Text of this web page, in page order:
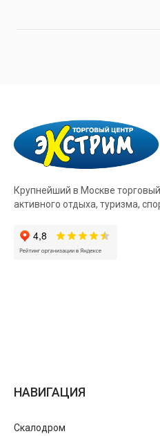
Крупнейший в Москве
активного отдыха, туризма,
НАВИГАЦИЯ
Скалодром